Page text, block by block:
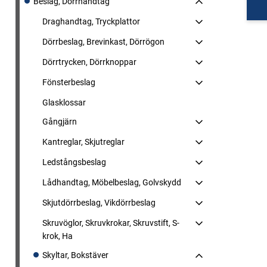
Draghandtag, Tryckplattor
Dörrbeslag, Brevinkast, Dörrögon
Dörrtrycken, Dörrknoppar
Fönsterbeslag
Glasklossar
Gångjärn
Kantreglar, Skjutreglar
Ledstångsbeslag
Lådhandtag, Möbelbeslag, Golvskydd
Skjutdörrbeslag, Vikdörrbeslag
Skruvöglor, Skruvkrokar, Skruvstift, S-
krok, Ha
Skyltar, Bokstäver